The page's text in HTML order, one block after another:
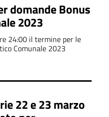
domande Bonus
2023
24:00 il termine per le
Comunale 2023
22 e 23 marzo